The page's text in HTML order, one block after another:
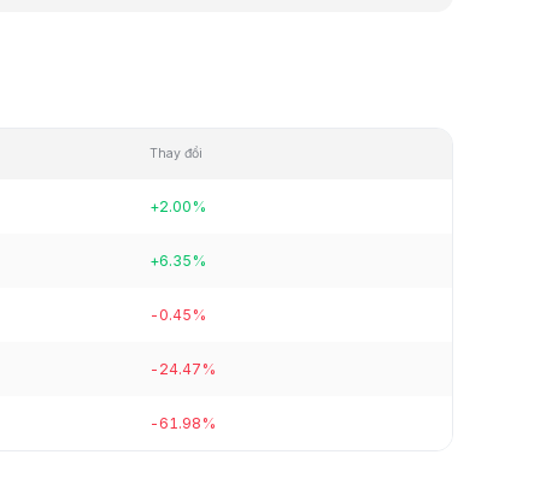
Thay đổi
+2.00%
+6.35%
-0.45%
-24.47%
-61.98%